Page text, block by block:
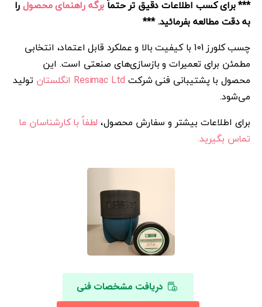
*** برای کسب اطلاعات دقیق تر حتماًبرگه راهنمای محصولرا
به دقت مطالعه بفرمائید. ***
چسب کلورز 101 با کیفیت بالا و عملکرد قابل اعتماد، انتخابی
مطمئن برای تعمیرات و بازسازی‌های صنعتی است. این
محصول با پشتیبانی فنی شرکت Resimac Ltd انگلستان
تولید
می‌شود.
برای اطلاعات بیشتر و سفارش محصول، لطفاً با کارشناسان ما
تماس بگیرید.
دریافت مشخصات فنی